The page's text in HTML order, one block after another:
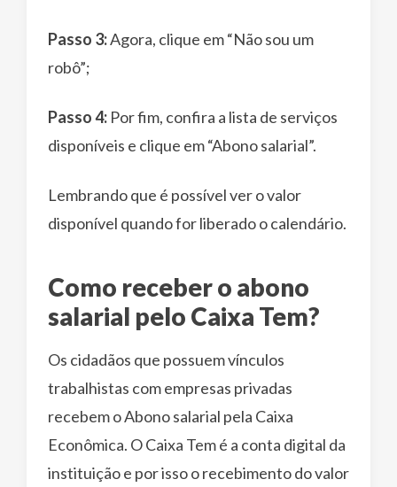
Passo 3:Agora, clique em “Não sou um
robô”;
Passo 4: Por fim, confira a lista de serviços
disponíveis e clique em “Abono salarial”.
Lembrando que é possível ver o valor
disponível quando for liberado o calendário.
Como receber o abono
salarial pelo Caixa Tem?
Os cidadãos que possuem vínculos
trabalhistas com empresas privadas
recebem o Abono salarial pela Caixa
Econômica. O Caixa Tem é a conta digital da
instituição e por isso o recebimento do valor